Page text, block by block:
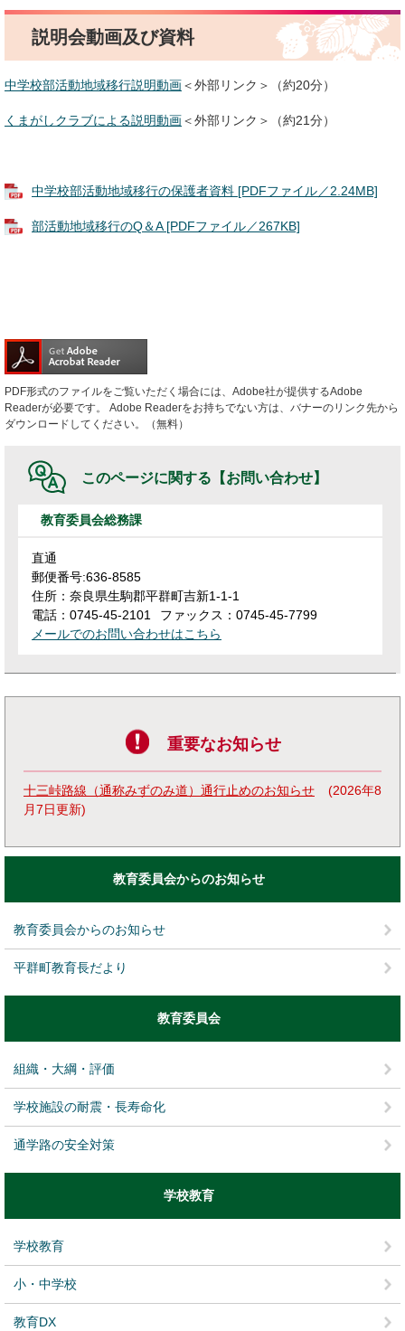
説明会動画及び資料
中学校部活動地域移行説明動画＜外部リンク＞ （約20分）
くまがしクラブによる説明動画＜外部リンク＞ （約21分）
中学校部活動地域移行の保護者資料 [PDFファイル／2.24MB]
部活動地域移行のQ​＆A [PDFファイル／267KB]
PDF形式のファイルをご覧いただく場合には、Adobe社が提供するAdobe
Readerが必要です。
Adobe Readerをお持ちでない方は、バナーのリンク先から
ダウンロードしてください。（無料）
このページに関する 【お問い合わせ】
教育委員会総務課
直通
郵便番号:636-8585
住所：奈良県生駒郡平群町吉新1-1-1
電話：0745-45-2101
ファックス：0745-45-7799
メールでのお問い合わせはこちら
重要なお知らせ
十三峠路線（通称みずのみ道）通行止めのお知らせ
2026年8
月7日更新
教育委員会からのお知らせ
教育委員会からのお知らせ
平群町教育長だより
教育委員会
組織・大綱・評価
学校施設の耐震・長寿命化
通学路の安全対策
学校教育
学校教育
小・中学校
教育DX